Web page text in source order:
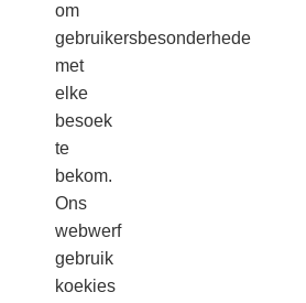
om
gebruikersbesonderhede
met
elke
besoek
te
bekom.
Ons
webwerf
gebruik
koekies